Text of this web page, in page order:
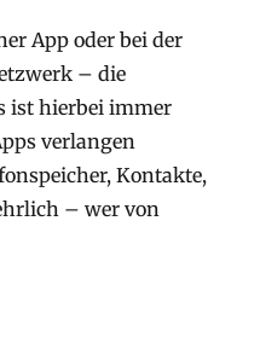
App oder bei der
– die
ist hierbei immer
verlangen
Kontakte,
– wer von